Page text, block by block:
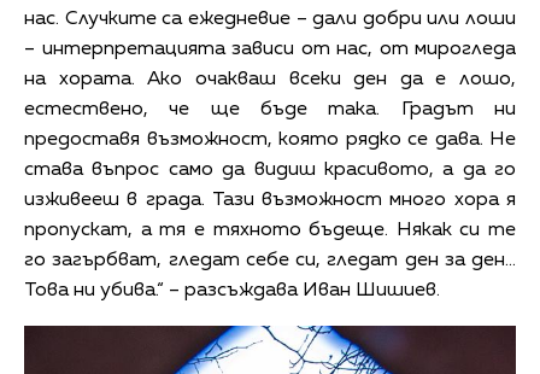
нас. Случките са ежедневие – дали добри или лоши
– интерпретацията зависи от нас, от мирогледа
на хората. Ако очакваш всеки ден да е лошо,
естествено, че ще бъде така. Градът ни
предоставя възможност, която рядко се дава. Не
става въпрос само да видиш красивото, а да го
изживееш в града. Тази възможност много хора я
пропускат, а тя е тяхното бъдеще. Някак си те
го загърбват, гледат себе си, гледат ден за ден…
Това ни убива.“ – разсъждава Иван Шишиев.